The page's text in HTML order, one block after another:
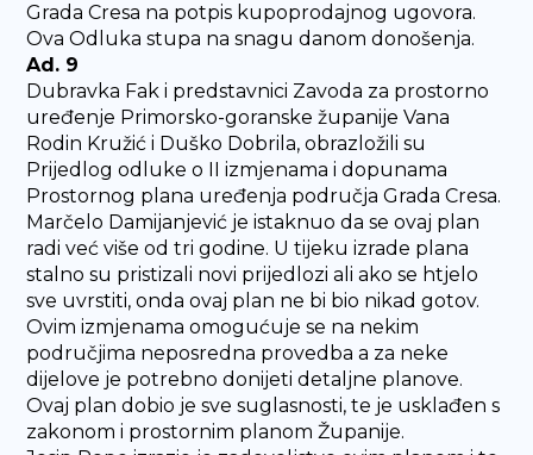
Grada Cresa na potpis kupoprodajnog ugovora.
Ova Odluka stupa na snagu danom donošenja.
Ad. 9
Dubravka Fak i predstavnici Zavoda za prostorno
uređenje Primorsko-goranske županije Vana
Rodin Kružić i Duško Dobrila, obrazložili su
Prijedlog odluke o II izmjenama i dopunama
Prostornog plana uređenja područja Grada Cresa.
Marčelo Damijanjević je istaknuo da se ovaj plan
radi već više od tri godine. U tijeku izrade plana
stalno su pristizali novi prijedlozi ali ako se htjelo
sve uvrstiti, onda ovaj plan ne bi bio nikad gotov.
Ovim izmjenama omogućuje se na nekim
područjima neposredna provedba a za neke
dijelove je potrebno donijeti detaljne planove.
Ovaj plan dobio je sve suglasnosti, te je usklađen s
zakonom i prostornim planom Županije.